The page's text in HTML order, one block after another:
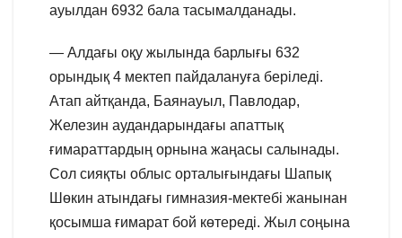
ауылдан 6932 бала тасымалданады.
— Алдағы оқу жылында барлығы 632
орындық 4 мектеп пайдалануға беріледі.
Атап айтқанда, Баянауыл, Павлодар,
Железин аудандарындағы апаттық
ғимараттардың орнына жаңасы салынады.
Сол сияқты облыс орталығындағы Шапық
Шөкин атындағы гимназия-мектебі жанынан
қосымша ғимарат бой көтереді. Жыл соңына